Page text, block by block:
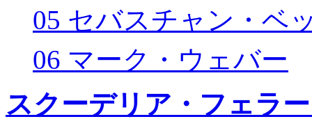
05 セバスチャン・ベ
06 マーク・ウェバー
スクーデリア・フェラ